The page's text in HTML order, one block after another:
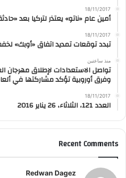
18/11/2017
أمين عام «ناتو» يعتذر لتركيا بعد
18/11/2017
تبدد توقعات تمديد اتفاق «أوبك»
منذ ساعتين
تواصل الاستعدادات لإطلاق مهرجان
وفرق أوروبية تؤكد مشاركتها في
18/11/2017
العدد 121، الثلاثاء، 26 يناير 2016
Recent Comments
Redwan Dagez